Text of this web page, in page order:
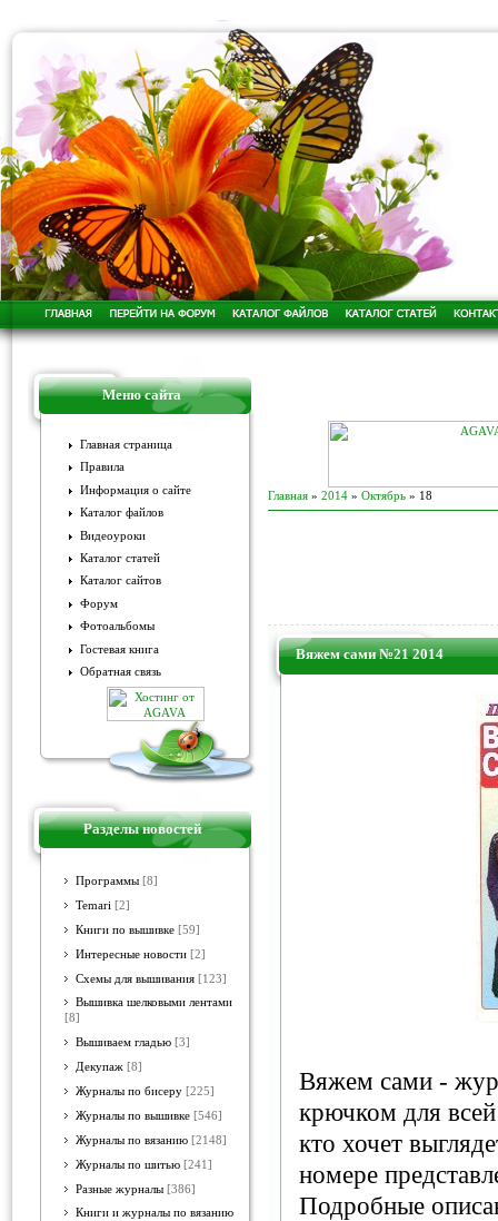
Меню сайта
Главная страница
Правила
Информация о сайте
Каталог файлов
Видеоуроки
Каталог статей
Каталог сайтов
Форум
Фотоальбомы
Гостевая книга
Обратная связь
Разделы новостей
Программы [8]
Temari [2]
Книги по вышивке [59]
Интересные новости [2]
Схемы для вышивания [123]
Вышивка шелковыми лентами
[8]
Вышиваем гладью [3]
Декупаж [8]
Журналы по бисеру [225]
Журналы по вышивке [546]
Журналы по вязанию [2148]
Журналы по шитью [241]
Разные журналы [386]
Книги и журналы по вязанию
Главная » 2014 » Октябрь » 18
Вяжем сами №21 2014
Вяжем сами -
крючком для
кто хочет
номере
Подробные